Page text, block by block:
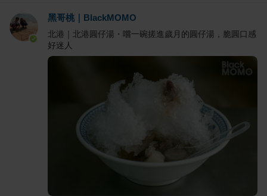
黑哥桃｜BlackMOMO
北港｜北港圓仔湯・嚐一碗搓進歲月的圓仔湯，脆圓口感
好迷人